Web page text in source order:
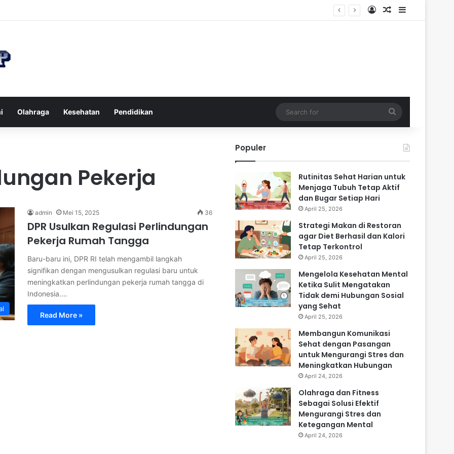
Log InRandom Article
Sidebar
Olahraga Kesehatan Pendidikan
for
Pekerja
admin Mei 15, 2025 36
DPR Usulkan Regulasi Perlindungan
Pekerja Rumah Tangga
Baru-baru ini, DPR RI telah mengambil langkah
signifikan dengan mengusulkan regulasi baru untuk
meningkatkan perlindungan pekerja rumah tangga di
Indonesia.…
Read More »
Populer
Rutinitas Sehat Harian untuk
Menjaga Tubuh Tetap Aktif
dan Bugar Setiap Hari
April 25, 2026
Strategi Makan di Restoran
agar Diet Berhasil dan Kalori
Tetap Terkontrol
April 25, 2026
Mengelola Kesehatan Mental
Ketika Sulit Mengatakan
Tidak demi Hubungan Sosial
yang Sehat
April 25, 2026
Membangun Komunikasi
Sehat dengan Pasangan
untuk Mengurangi Stres dan
Meningkatkan Hubungan
April 24, 2026
Olahraga dan Fitness
Sebagai Solusi Efektif
Mengurangi Stres dan
Ketegangan Mental
April 24, 2026